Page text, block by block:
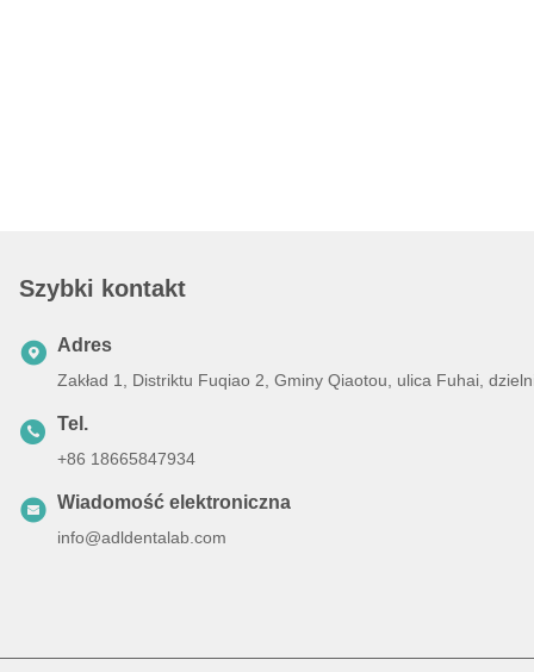
Szybki kontakt
Adres
Zakład 1, Distriktu Fuqiao 2, Gminy Qiaotou, ulica Fuhai,
Tel.
+86 18665847934
Wiadomość elektroniczna
info@adldentalab.com